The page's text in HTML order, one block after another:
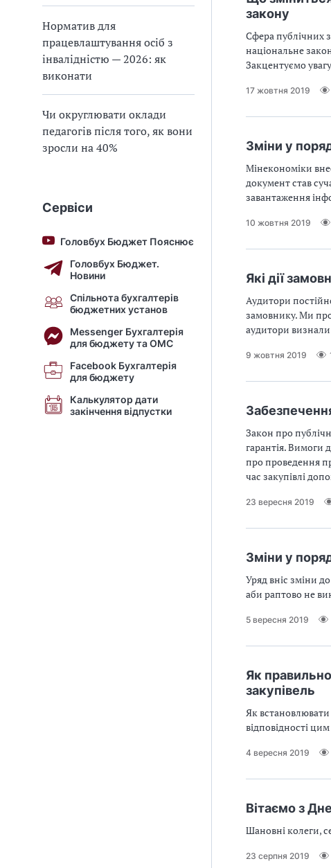
Норматив для
працевлаштування осіб з
інвалідністю — 2026: як
виконати
Чи округлювати оклади
педагогів після того, як вони
зросли на 40%
Сервіси
Головбух Бюджет Пояснює
Головбух Бюджет.
Новини
Спільнота бухгалтерів
бюджетних установ
Messenger Бухгалтерія
для бюджету та ОМС
Facebook Бухгалтерія
для бюджету
Калькулятор дати
закінчення відпустки
закону
Сфера публічних
національне
Закцентуємо
17 жовтня 2019
Зміни у
Мінекономіки
документ став
завантаження
10 жовтня 2019
Які дії
Аудитори
замовнику. Ми
аудитори
9 жовтня 2019
Закон про
гарантія. Вимоги
про проведення
час закупівлі
23 вересня 2019
Зміни у
Уряд вніс зміни
аби раптово не
5 вересня 2019
Як
закупівель
Як встановлювати
відповідності
4 вересня 2019
Вітаємо з
Шановні колеги,
23 серпня 2019